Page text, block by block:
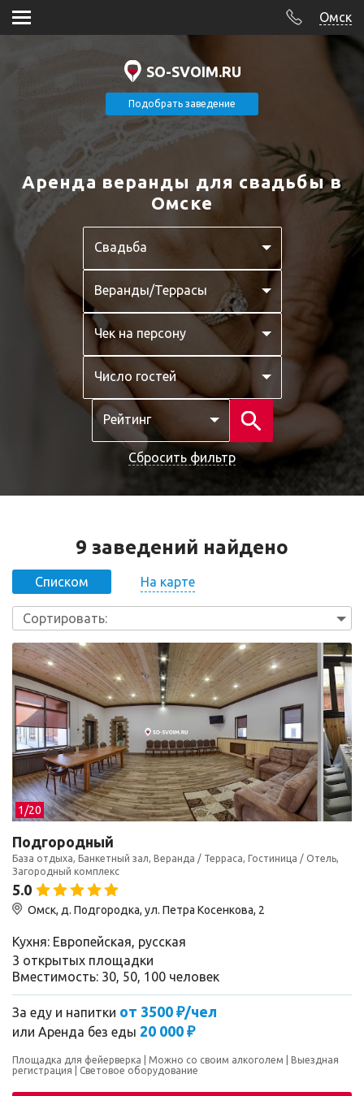
Омск
SO-SVOIM.RU
Подобрать заведение
Аренда веранды для свадьбы в
Омске
Свадьба
Веранды/Террасы
Чек на персону
Число гостей
Рейтинг
Сбросить фильтр
9 заведений найдено
Списком На карте
Сортировать:
1/20
Подгородный
База отдыха, Банкетный зал, Веранда / Терраса, Гостиница / Отель,
Загородный комплекс
5.0
Омск, д. Подгородка, ул. Петра Косенкова, 2
Кухня: Европейская, русская
3 открытых площадки
Вместимость: 30, 50, 100 человек
За еду и напитки от 3500 ₽/чел
или Аренда без еды 20 000 ₽
Площадка для фейерверка Можно со своим алкоголем
Выездная
регистрация
Световое оборудование